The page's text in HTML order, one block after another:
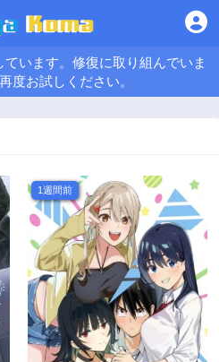
います。修復に取り組んでいま
度お試しください。
1週間前